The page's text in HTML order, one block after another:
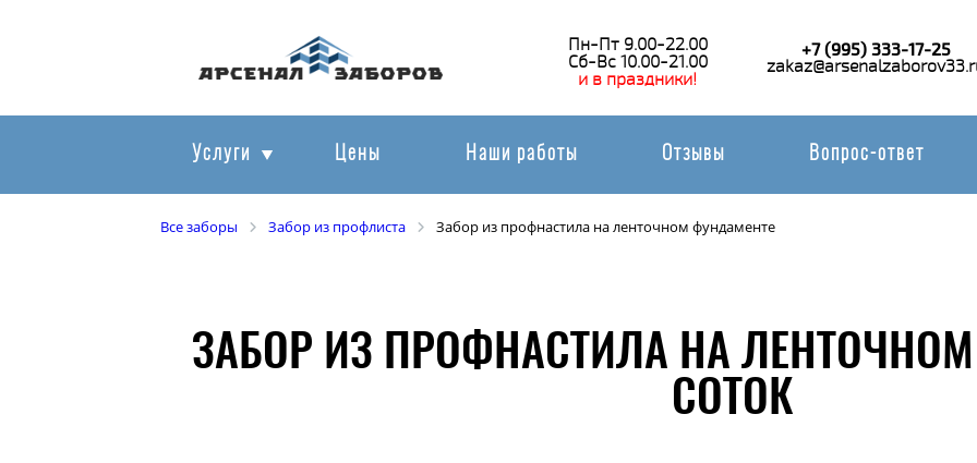
Пн-Пт 9.00-22.00
Сб-Вс 10.00-21.00
и в праздники!
+7 (995) 333-17-25
Услуги Цены Наши работы Отзывы Вопрос-ответ
Все заборы Забор из профлиста Забор из профнастила на ленточном фундаменте
ЗАБОР ИЗ ПРОФНАСТИЛА НА
СОТОК